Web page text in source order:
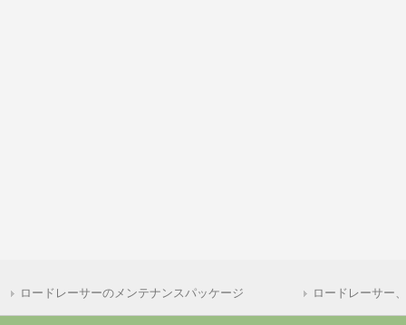
ロードレーサーのメンテナンスパッケージ ロードレーサー